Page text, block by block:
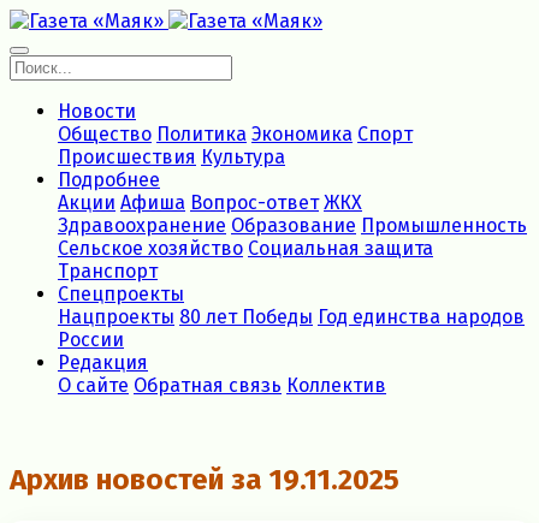
Новости
Общество Политика Экономика Спорт
Происшествия Культура
Подробнее
Акции Афиша Вопрос-ответ ЖКХ
Здравоохранение Образование Промышленность
Сельское хозяйство Социальная защита
Транспорт
Спецпроекты
Нацпроекты 80 лет Победы Год единства народов
России
Редакция
О сайте Обратная связь Коллектив
Архив новостей за 19.11.2025